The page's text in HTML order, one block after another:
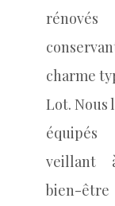
charme
Lot. Nous
veillant
bien-être